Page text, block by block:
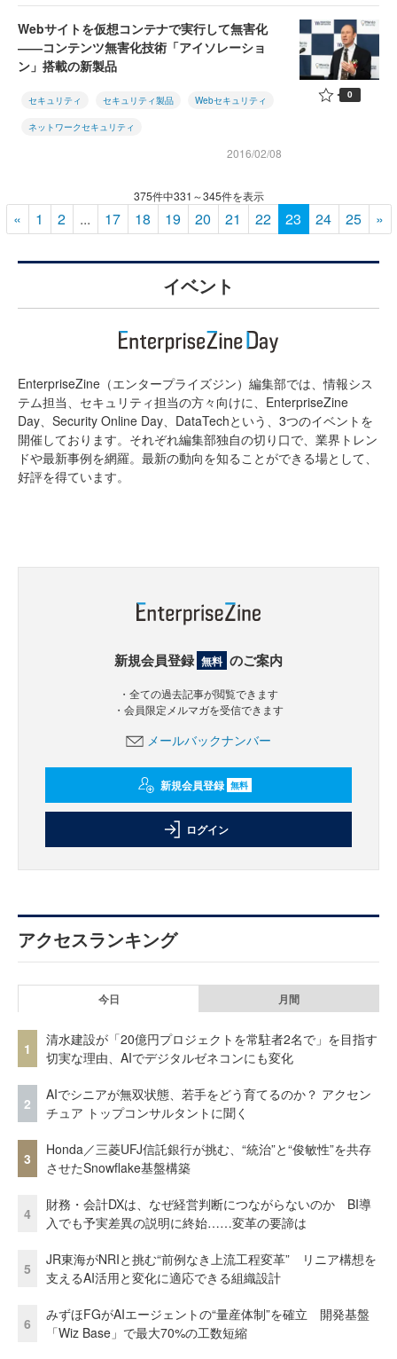
Webサイトを仮想コンテナで実行して無害化
――コンテンツ無害化技術「アイソレーショ
ン」搭載の新製品
セキュリティ セキュリティ製品 Webセキュリティ
ネットワークセキュリティ
2016/02/08
0
375件中331～345件を表示
« 1 2 ... 17 18 19 20 21 22 23 24 25 »
イベント
EnterpriseZine（エンタープライズジン）編集部では、情報シス
テム担当、セキュリティ担当の方々向けに、EnterpriseZine
Day、Security Online Day、DataTechという、3つのイベントを
開催しております。それぞれ編集部独自の切り口で、業界トレン
ドや最新事例を網羅。最新の動向を知ることができる場として、
好評を得ています。
新規会員登録 無料 のご案内
・全ての過去記事が閲覧できます
・会員限定メルマガを受信できます
メールバックナンバー
新規会員登録 無料
ログイン
アクセスランキング
今日 月間
1
清水建設が「20億円プロジェクトを常駐者2名で」を目指す
切実な理由、AIでデジタルゼネコンにも変化
2
AIでシニアが無双状態、若手をどう育てるのか？ アクセン
チュア トップコンサルタントに聞く
3
Honda／三菱UFJ信託銀行が挑む、“統治”と“俊敏性”を共存
させたSnowflake基盤構築
4
財務・会計DXは、なぜ経営判断につながらないのか BI導
入でも予実差異の説明に終始……変革の要諦は
5
JR東海がNRIと挑む“前例なき上流工程変革” リニア構想を
支えるAI活用と変化に適応できる組織設計
6
みずほFGがAIエージェントの“量産体制”を確立 開発基盤
「Wiz Base」で最大70%の工数短縮